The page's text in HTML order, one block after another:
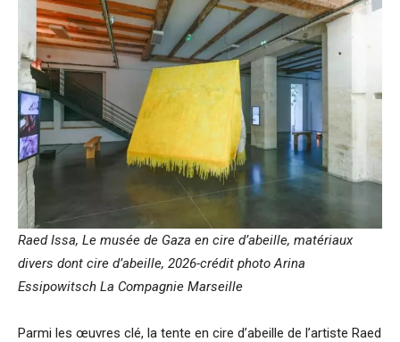
Raed Issa, Le musée de Gaza en cire d’abeille, matériaux
divers dont cire d’abeille, 2026-crédit photo Arina
Essipowitsch La Compagnie Marseille
Parmi les œuvres clé, la tente en cire d’abeille de l’artiste Raed